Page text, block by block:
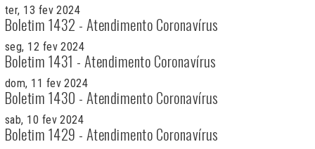
ter, 13 fev 2024
Boletim 1432 - Atendimento Coronavírus
seg, 12 fev 2024
Boletim 1431 - Atendimento Coronavírus
dom, 11 fev 2024
Boletim 1430 - Atendimento Coronavírus
sab, 10 fev 2024
Boletim 1429 - Atendimento Coronavírus